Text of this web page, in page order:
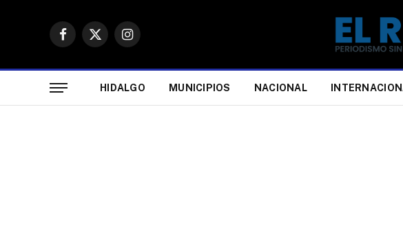
Facebook
X
Instagram
HIDALGO MUNICIPIOS NACIONAL